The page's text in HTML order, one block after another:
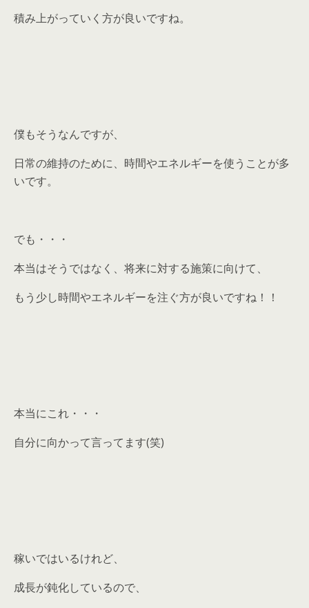
積み上がっていく方が良いですね。
僕もそうなんですが、
日常の維持のために、時間やエネルギーを使うことが多
いです。
でも・・・
本当はそうではなく、将来に対する施策に向けて、
もう少し時間やエネルギーを注ぐ方が良いですね！！
本当にこれ・・・
自分に向かって言ってます(笑)
稼いではいるけれど、
成長が鈍化しているので、